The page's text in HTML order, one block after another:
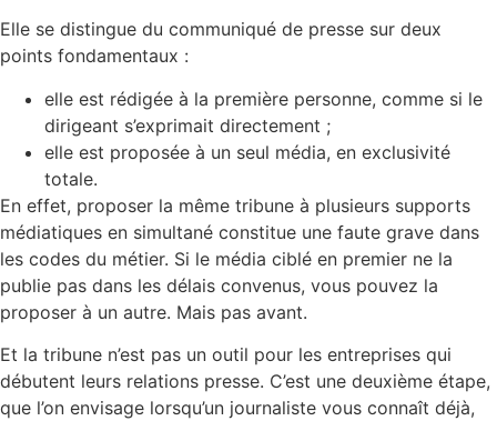
Elle se distingue du communiqué de presse sur deux
points fondamentaux :
elle est rédigée à la première personne, comme si le
dirigeant s’exprimait directement ;
elle est proposée à un seul média, en exclusivité
totale.
En effet, proposer la même tribune à plusieurs supports
médiatiques en simultané constitue une faute grave dans
les codes du métier. Si le média ciblé en premier ne la
publie pas dans les délais convenus, vous pouvez la
proposer à un autre. Mais pas avant.
Et la tribune n’est pas un outil pour les entreprises qui
débutent leurs relations presse. C’est une deuxième étape,
que l’on envisage lorsqu’un journaliste vous connaît déjà,